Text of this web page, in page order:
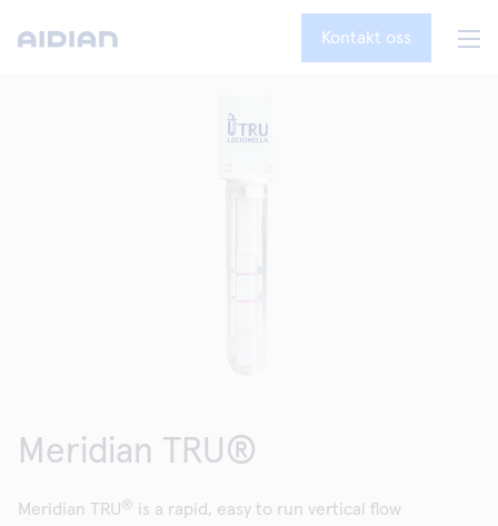
Kontakt oss
Meridian TRU®
Meridian TRU ® is a rapid, easy to run vertical flow